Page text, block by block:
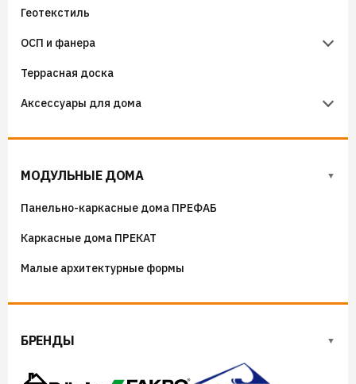
Уплотнители кровельные
Гидроизоляция примыканий
Чердачные лестницы Docke
Геотекстиль
ОСП и фанера
Фанера
ОСП (OSB) плиты
Террасная доска
Аксессуары для дома
МОДУЛЬНЫЕ ДОМА
Панельно-каркасные дома ПРЕФАБ
Каркасные дома ПРЕКАТ
Малые архитектурные формы
БРЕНДЫ